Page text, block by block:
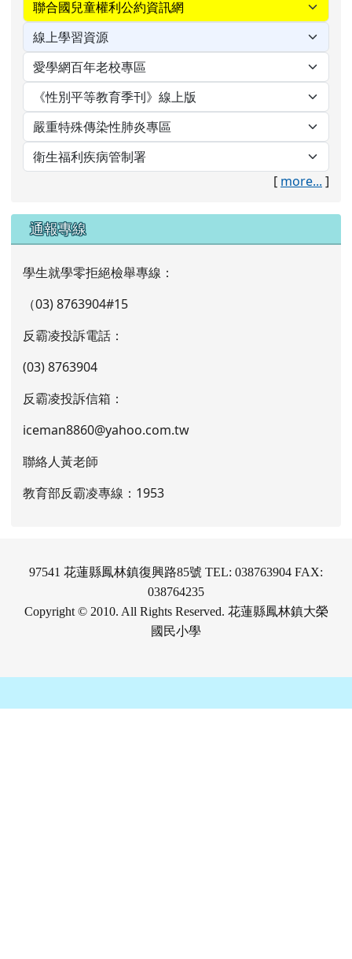
[ more... ]
通報專線
學生就學零拒絕檢舉專線：
（03) 8763904#15
反霸凌投訴電話：
(03) 8763904
反霸凌投訴信箱：
iceman8860@yahoo.com.tw
聯絡人黃老師
教育部反霸凌專線：1953
97541 花蓮縣鳳林鎮復興路85號 TEL: 038763904 FAX:
038764235
Copyright © 2010. All Rights Reserved. 花蓮縣鳳林鎮大榮
國民小學